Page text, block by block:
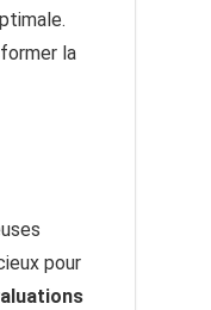
la
pour